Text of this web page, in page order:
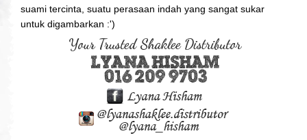
suami tercinta, suatu perasaan indah yang sangat sukar
untuk digambarkan :')